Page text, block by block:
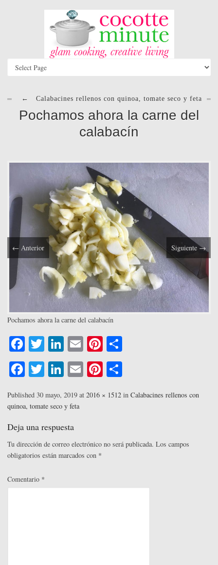
← Calabacines rellenos con quinoa, tomate seco y feta
Pochamos ahora la carne del
calabacín
← Anterior Siguiente→
Pochamos ahora la carne del calabacín
Fa
ce
bo
ok
T
wi
tte
r
Li
nk
ed
In
E
m
ail
Pi
nt
er
es pa
Fa
bo
ok
T
tte
r
Li
ed
In
E
ail
Pi
er m
r
Published 30 mayo, 2019 at 2016 × 1512 in Calabacines rellenos con
quinoa, tomate seco y feta
Deja una respuesta
Tu dirección de correo electrónico no será publicada. Los campos
obligatorios están marcados con *
Comentario *